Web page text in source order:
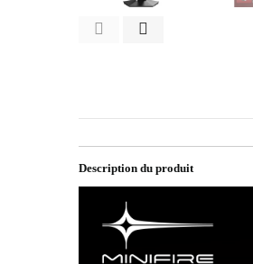
Description du produit